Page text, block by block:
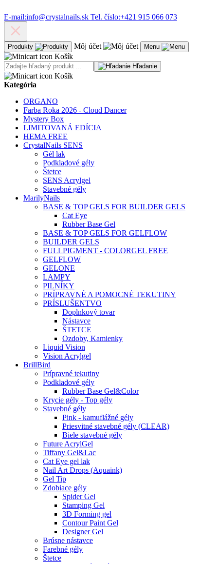
E-mail:info@crystalnails.sk Tel. číslo:+421 915 066 073
Produkty Môj účet Menu
Košík
Hľadanie
Košík
Kategória
ORGANO
Farba Roka 2026 - Cloud Dancer
Mystery Box
LIMITOVANÁ EDÍCIA
HEMA FREE
CrystalNails SENS
Gél lak
Podkladové gély
Štetce
SENS Acrylgel
Stavebné gély
MarilyNails
BASE & TOP GELS FOR BUILDER GELS
Cat Eye
Rubber Base Gel
BASE & TOP GELS FOR GELFLOW
BUILDER GELS
FULLPIGMENT - COLORGEL FREE
GELFLOW
GELONE
LAMPY
PILNÍKY
PRÍPRAVNÉ A POMOCNÉ TEKUTINY
PRÍSLUŠENTVO
Doplnkový tovar
Nástavce
ŠTETCE
Ozdoby, Kamienky
Liquid Vision
Vision Acrylgel
BrillBird
Prípravné tekutiny
Podkladové gély
Rubber Base Gel&Color
Krycie gély - Top gély
Stavebné gély
Pink - kamuflážné gély
Priesvitné stavebné gély (CLEAR)
Biele stavebné gély
Future AcrylGel
Tiffany Gel&Lac
Cat Eye gel lak
Nail Art Drops (Aquaink)
Gel Tip
Zdobiace gély
Spider Gel
Stamping Gel
3D Forming gel
Contour Paint Gel
Designer Gel
Brúsne nástavce
Farebné gély
Štetce